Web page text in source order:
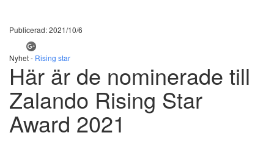
Publicerad: 2021/10/6
Nyhet - Rising star
Här är de nominerade till
Zalando Rising Star
Award 2021